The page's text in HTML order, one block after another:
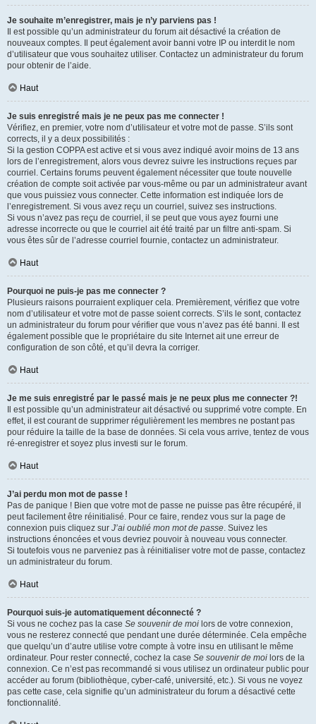
Je souhaite m’enregistrer, mais je n’y parviens pas !
Il est possible qu’un administrateur du forum ait désactivé la création de
nouveaux comptes. Il peut également avoir banni votre IP ou interdit le nom
d’utilisateur que vous souhaitez utiliser. Contactez un administrateur du forum
pour obtenir de l’aide.
Haut
Je suis enregistré mais je ne peux pas me connecter !
Vérifiez, en premier, votre nom d’utilisateur et votre mot de passe. S’ils sont
corrects, il y a deux possibilités :
Si la gestion COPPA est active et si vous avez indiqué avoir moins de 13 ans
lors de l’enregistrement, alors vous devrez suivre les instructions reçues par
courriel. Certains forums peuvent également nécessiter que toute nouvelle
création de compte soit activée par vous-même ou par un administrateur avant
que vous puissiez vous connecter. Cette information est indiquée lors de
l’enregistrement. Si vous avez reçu un courriel, suivez ses instructions.
Si vous n’avez pas reçu de courriel, il se peut que vous ayez fourni une
adresse incorrecte ou que le courriel ait été traité par un filtre anti-spam. Si
vous êtes sûr de l’adresse courriel fournie, contactez un administrateur.
Haut
Pourquoi ne puis-je pas me connecter ?
Plusieurs raisons pourraient expliquer cela. Premièrement, vérifiez que votre
nom d’utilisateur et votre mot de passe soient corrects. S’ils le sont, contactez
un administrateur du forum pour vérifier que vous n’avez pas été banni. Il est
également possible que le propriétaire du site Internet ait une erreur de
configuration de son côté, et qu’il devra la corriger.
Haut
Je me suis enregistré par le passé mais je ne peux plus me connecter ?!
Il est possible qu’un administrateur ait désactivé ou supprimé votre compte. En
effet, il est courant de supprimer régulièrement les membres ne postant pas
pour réduire la taille de la base de données. Si cela vous arrive, tentez de vous
ré-enregistrer et soyez plus investi sur le forum.
Haut
J’ai perdu mon mot de passe !
Pas de panique ! Bien que votre mot de passe ne puisse pas être récupéré, il
peut facilement être réinitialisé. Pour ce faire, rendez vous sur la page de
connexion puis cliquez sur J’ai oublié mon mot de passe. Suivez les
instructions énoncées et vous devriez pouvoir à nouveau vous connecter.
Si toutefois vous ne parveniez pas à réinitialiser votre mot de passe, contactez
un administrateur du forum.
Haut
Pourquoi suis-je automatiquement déconnecté ?
Si vous ne cochez pas la case Se souvenir de moi lors de votre connexion,
vous ne resterez connecté que pendant une durée déterminée. Cela empêche
que quelqu’un d’autre utilise votre compte à votre insu en utilisant le même
ordinateur. Pour rester connecté, cochez la case Se souvenir de moi lors de la
connexion. Ce n’est pas recommandé si vous utilisez un ordinateur public pour
accéder au forum (bibliothèque, cyber-café, université, etc.). Si vous ne voyez
pas cette case, cela signifie qu’un administrateur du forum a désactivé cette
fonctionnalité.